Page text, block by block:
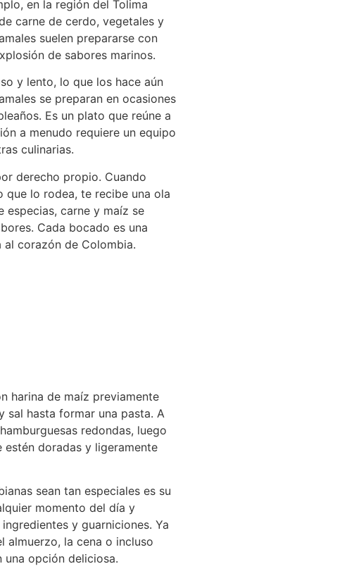
en la región del Tolima
carne de cerdo, vegetales y
suelen prepararse con
de sabores marinos.
y lento, lo que los hace aún
se preparan en ocasiones
Es un plato que reúne a
a menudo requiere un equipo
culinarias.
derecho propio. Cuando
que lo rodea, te recibe una ola
especias, carne y maíz se
Cada bocado es una
corazón de Colombia.
harina de maíz previamente
sal hasta formar una pasta. A
redondas, luego
estén doradas y ligeramente
sean tan especiales es su
momento del día y
y guarniciones. Ya
almuerzo, la cena o incluso
una opción deliciosa.